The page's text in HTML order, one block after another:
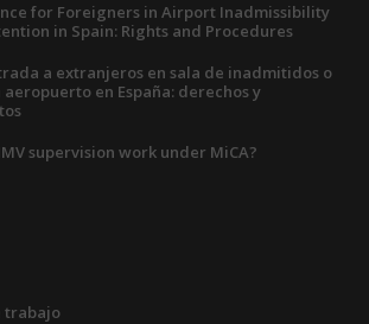
for Foreigners in Airport Inadmissibility
in Spain: Rights and Procedures
a extranjeros en sala de inadmitidos o
en España: derechos y
supervision work under MiCA?
trabajo